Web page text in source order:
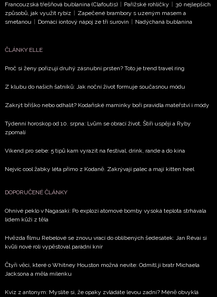
Francouzská třešňová bublanina (Clafoutis)
Pařížské rohlíčky
30 nejlepších
způsobů, jak využít rybíz
Zapečené brambory s uzeným masem a
smetanou
Domácí iontový nápoj ze tří surovin Nadýchaná bublanina
ČLÁNKY ELLE
Proč si ženy pořizují druhý zásnubní prsten? Toto je trend travel ring
Z klubu do našich šatníků: Jak noční život formuje současnou módu
Zakrýt bříško nebo odhalit? Kodaňské maminky boří pravidla mateřství i módy
Týdenní horoskop od 10. srpna: Lvům se obrací život, Štíři uspějí a Ryby
zpomalí
Víkend pro sebe: 5 tipů kam vyrazit na festival, drink, rande a do kina
Nejvíc cool žabky léta přímo z Kodaně. Zakrývají palec a mají kitten heel
DOPORUČENÉ ČLÁNKY
Ohnivé peklo v Nagasaki: Po explozi atomové bomby vysoká teplota strhávala
lidem kůži z těla
Hvězda filmu Rebelové se znovu vrací do oblíbených šedesátek: Jan Révai si
kvůli nové roli vypěstoval parádní knír
Čtyři věci, které o Whitney Houston možná nevíte: Odmítl ji bratr Michaela
Jacksona a měla milenku
Kvíz z antonym: Myslíte si, že opaky zvládáte levou zadní? Méně obvyklá